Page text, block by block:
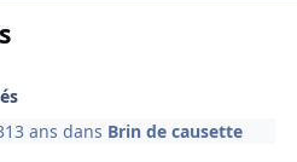
13 ans dans Brin de causette